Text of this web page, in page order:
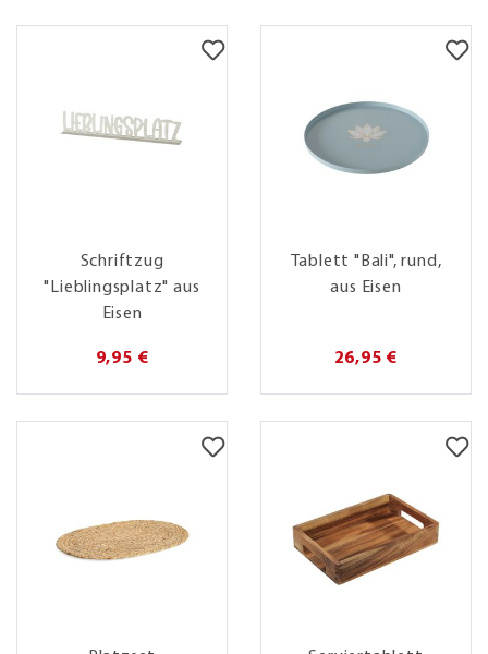
Schriftzug
"Lieblingsplatz" aus
Eisen
9,95 €
Tablett "Bali", rund,
aus Eisen
26,95 €